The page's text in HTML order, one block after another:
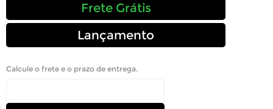
Frete Grátis
Lançamento
Calcule o frete e o prazo de entrega.